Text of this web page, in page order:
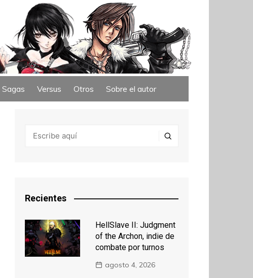
Sagas Versus Otros Sobre el autor
Recientes
HellSlave II: Judgment
of the Archon, indie de
combate por turnos
agosto 4, 2026